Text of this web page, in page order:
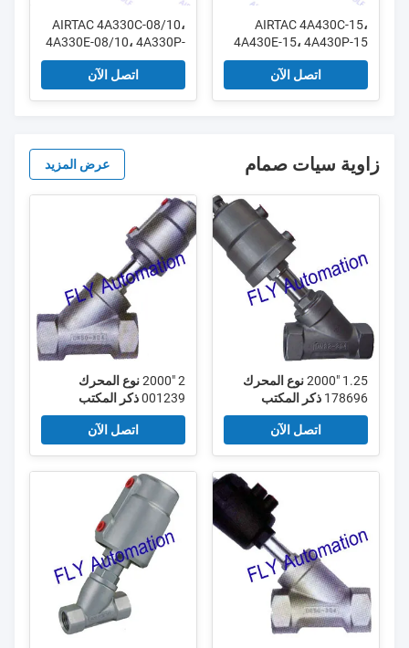
AIRTAC 4A430C-15،
4A430E-15، 4A430P-15
4A400 سلسلة 5/3 طريق
صمام الهواء 1/4 " 3/8"اتصل الآن
AIRTAC 4A330C-08/10،
4A330E-08/10، 4A330P-
08/10 4A300 سلسلة 5/3
3/8"
اتصل الآن
زاوية سيات صمام عرض المزيد
1.25 "2000 نوع المحرك
178696 ذكر المكتب
الصحفي ترابط منفذ
الطريق 2/2 زاوية مقعد
صمام
اتصل الآن
2 "2000 نوع المحرك
001239 ذكر المكتب
الصحفي ترابط منفذ
الطريق 2/2 زاوية مقعد
صمام
اتصل الآن